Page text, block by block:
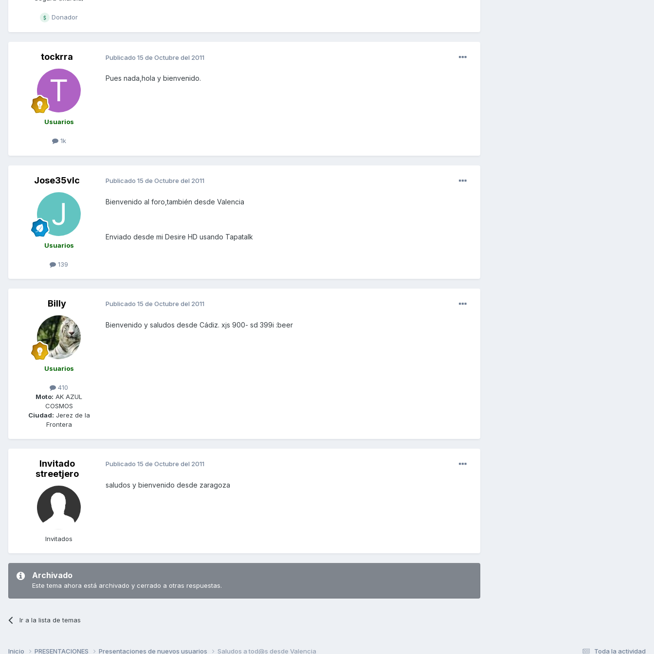
Donador
tockrra
Usuarios
1k
Publicado 15 de Octubre del 2011
Pues nada,hola y bienvenido.
Jose35vlc
Usuarios
139
Publicado 15 de Octubre del 2011
Bienvenido al foro,también desde Valencia
Enviado desde mi Desire HD usando Tapatalk
Billy
Usuarios
410
Moto: AK AZUL
COSMOS
Ciudad: Jerez de la
Frontera
Publicado 15 de Octubre del 2011
Bienvenido y saludos desde Cádiz. xjs 900- sd 399i :beer
Invitado
streetjero
Invitados
Publicado 15 de Octubre del 2011
saludos y bienvenido desde zaragoza
Archivado
Este tema ahora está archivado y cerrado a otras respuestas.
Ir a la lista de temas
Toda la actividad
Inicio PRESENTACIONES Presentaciones de nuevos usuarios Saludos a tod@s desde Valencia